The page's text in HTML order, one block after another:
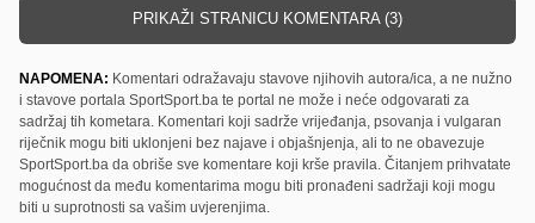
PRIKAŽI STRANICU KOMENTARA (3)
NAPOMENA: Komentari odražavaju stavove njihovih autora/ica, a ne nužno
i stavove portala SportSport.ba te portal ne može i neće odgovarati za
sadržaj tih kometara. Komentari koji sadrže vrijeđanja, psovanja i vulgaran
riječnik mogu biti uklonjeni bez najave i objašnjenja, ali to ne obavezuje
SportSport.ba da obriše sve komentare koji krše pravila. Čitanjem prihvatate
mogućnost da među komentarima mogu biti pronađeni sadržaji koji mogu
biti u suprotnosti sa vašim uvjerenjima.